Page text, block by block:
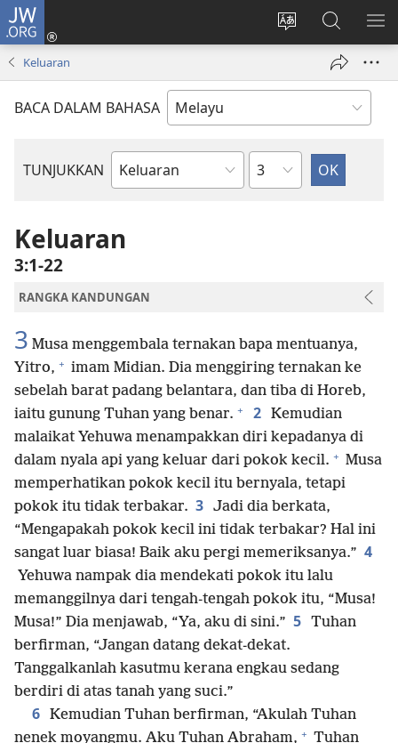
JW.ORG
Tukar
bahasa
web
Log
Masuk
baharu)
Cari
JW.ORG
Keluaran
BACA DALAM BAHASA
TUNJUKKAN
Buku
Bab
Keluaran
3:1-22
RANGKA KANDUNGAN
3 Musa menggembala ternakan bapa mentuanya,
Yitro, + imam Midian. Dia menggiring ternakan ke
sebelah barat padang belantara, dan tiba di Horeb,
iaitu gunung Tuhan yang benar. + 2 Kemudian
malaikat Yehuwa menampakkan diri kepadanya di
dalam nyala api yang keluar dari pokok kecil. + Musa
memperhatikan pokok kecil itu bernyala, tetapi
pokok itu tidak terbakar. 3 Jadi dia berkata,
“Mengapakah pokok kecil ini tidak terbakar? Hal ini
sangat luar biasa! Baik aku pergi memeriksanya.” 4
Yehuwa nampak dia mendekati pokok itu lalu
memanggilnya dari tengah-tengah pokok itu, “Musa!
Musa!” Dia menjawab, “Ya, aku di sini.” 5 Tuhan
berfirman, “Jangan datang dekat-dekat.
Tanggalkanlah kasutmu kerana engkau sedang
berdiri di atas tanah yang suci.”
6 Kemudian Tuhan berfirman, “Akulah Tuhan
nenek moyangmu. Aku Tuhan Abraham, + Tuhan